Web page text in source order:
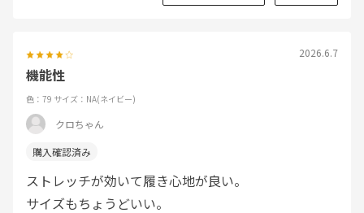
2026.6.7
機能性
色：79 サイズ：NA(ネイビー)
クロちゃん
ストレッチが効いて履き心地が良い。
サイズもちょうどいい。